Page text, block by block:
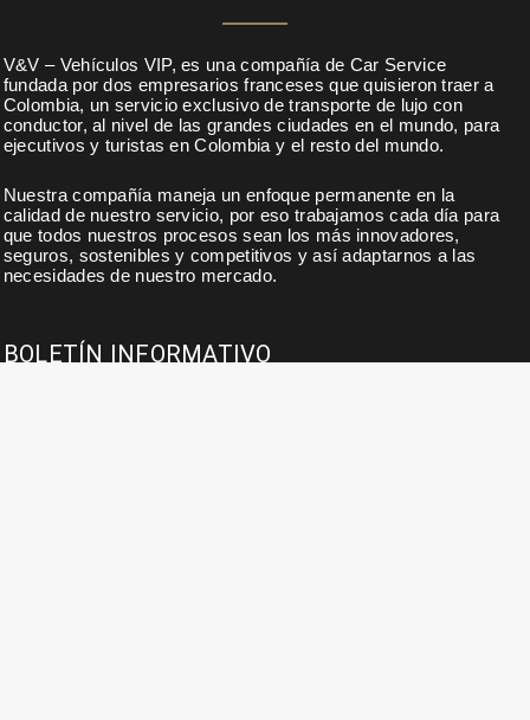
V&V – Vehículos VIP, es una compañía de Car Service
fundada por dos empresarios franceses que quisieron traer a
Colombia, un servicio exclusivo de transporte de lujo con
conductor, al nivel de las grandes ciudades en el mundo, para
ejecutivos y turistas en Colombia y el resto del mundo.
Nuestra compañía maneja un enfoque permanente en la
calidad de nuestro servicio, por eso trabajamos cada día para
que todos nuestros procesos sean los más innovadores,
seguros, sostenibles y competitivos y así adaptarnos a las
necesidades de nuestro mercado.
BOLETÍN INFORMATIVO